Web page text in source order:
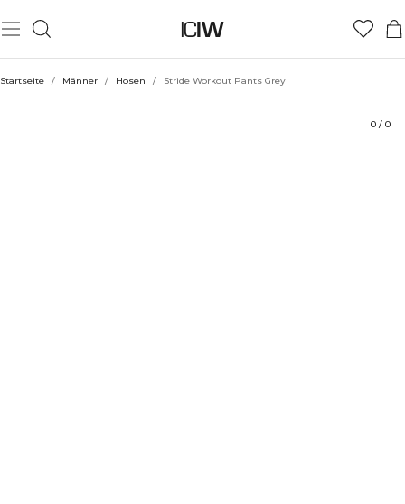
Startseite / Männer / Hosen / Stride Workout Pants Grey
0 / 0